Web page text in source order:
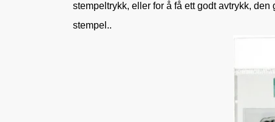
stempeltrykk, eller for å få ett godt avtrykk,
stempel..